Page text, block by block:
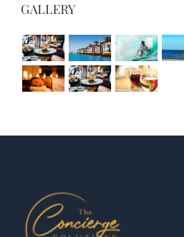
GALLERY